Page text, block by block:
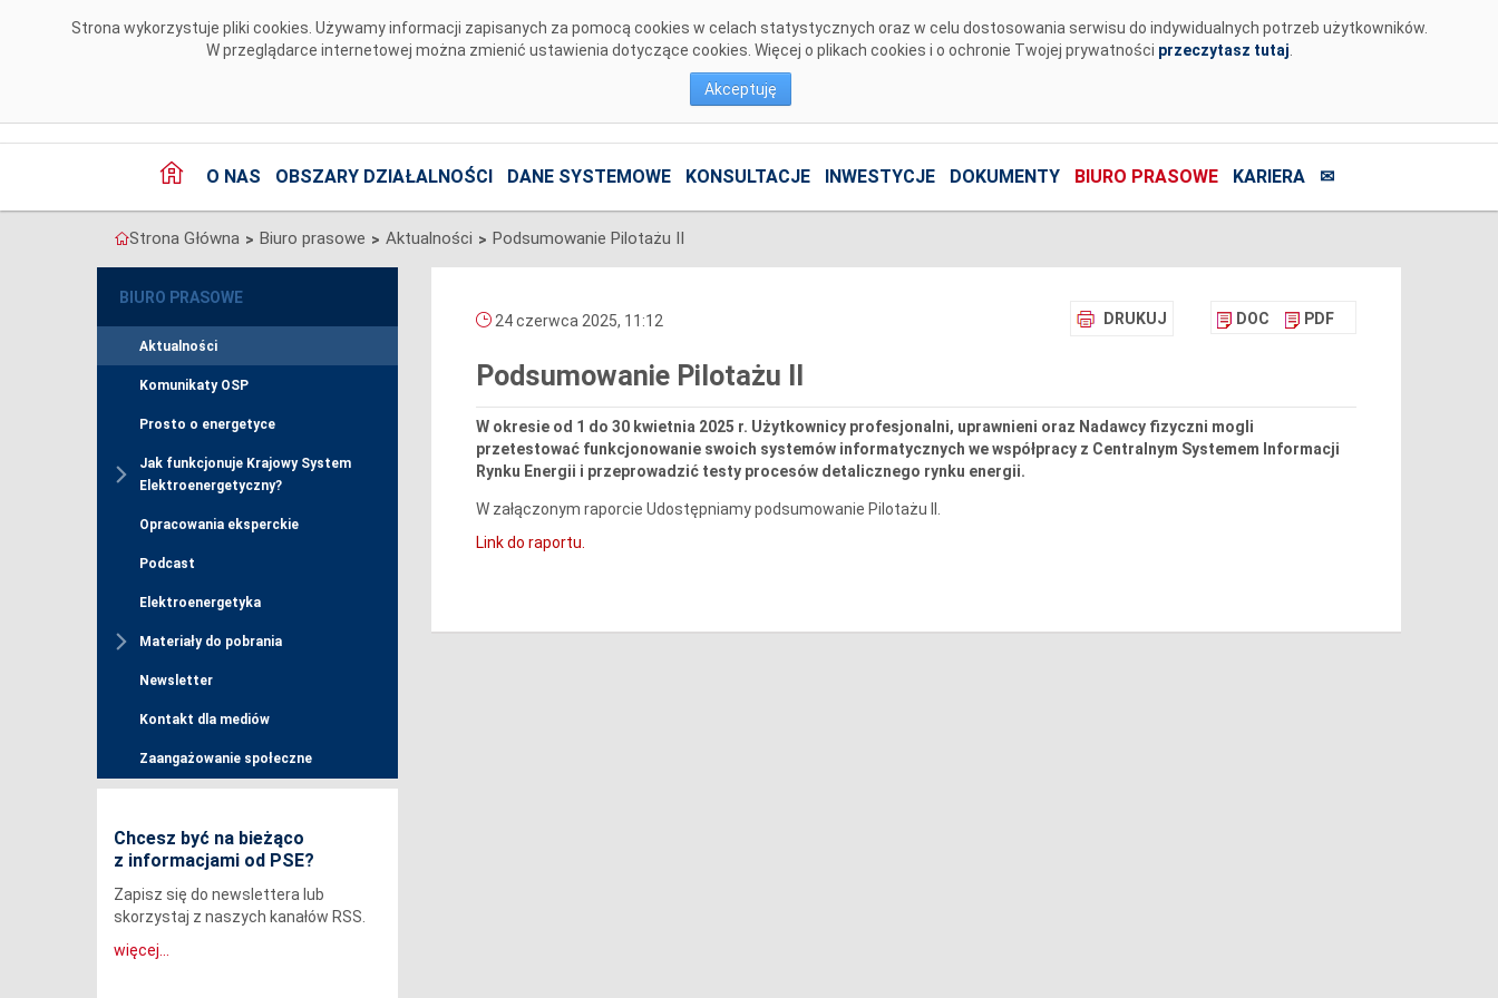
Strona wykorzystuje pliki cookies. Używamy informacji zapisanych za pomocą cookies w celach statystycznych oraz w celu dostosowania serwisu do indywidualnych potrzeb użytkowników.
W przeglądarce internetowej można zmienić ustawienia dotyczące cookies. Więcej o plikach cookies i o ochronie Twojej prywatności przeczytasz tutaj
Akceptuję
O NAS OBSZARY DZIAŁALNOŚCI DANE SYSTEMOWE KONSULTACJE INWESTYCJE DOKUMENTY BIURO PRASOWE KARIERA ✉
Strona Główna > Biuro prasowe > Aktualności > Podsumowanie Pilotażu II
BIURO PRASOWE
Aktualności
Komunikaty OSP
Prosto o energetyce
Jak funkcjonuje Krajowy System
Elektroenergetyczny?
Opracowania eksperckie
Podcast
Elektroenergetyka
Materiały do pobrania
Newsletter
Kontakt dla mediów
Zaangażowanie społeczne
Chcesz być na bieżąco
z informacjami od PSE?
Zapisz się do newslettera lub
skorzystaj z naszych kanałów RSS.
więcej...
DRUKUJ DOC PDF
24 czerwca 2025, 11:12
Podsumowanie Pilotażu II
W okresie od 1 do 30 kwietnia 2025 r. Użytkownicy profesjonalni, uprawnieni oraz Nadawcy fizyczni mogli
przetestować funkcjonowanie swoich systemów informatycznych we współpracy z Centralnym Systemem Informacji
Rynku Energii i przeprowadzić testy procesów detalicznego rynku energii.
W załączonym raporcie Udostępniamy podsumowanie Pilotażu II.
Link do raportu.